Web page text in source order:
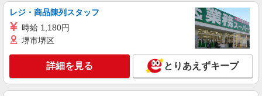
詳細を見る
派遣社員
株式会社パソナ・東京キャリアセンター/KT6001177996
人事労務/採用アシスタント
月給296500円 ★交通費規定に基づき交通費支
レジ・商品陳列スタッフ
時給 1,180円
堺市堺区
詳細を見る とりあえずキープ